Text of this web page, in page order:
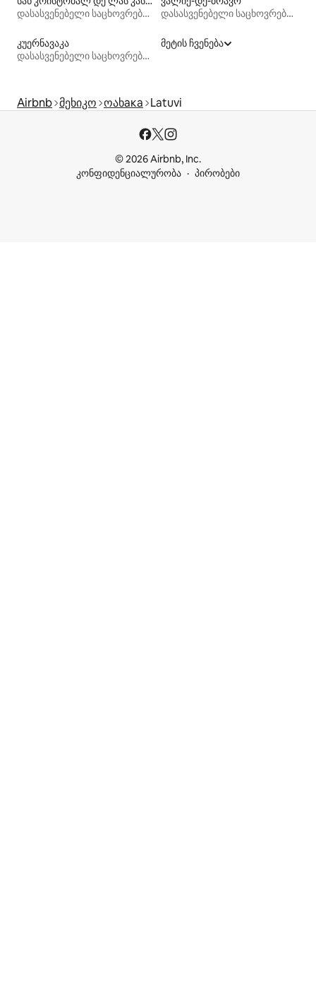
დასასვენებელი საცხოვრებლები
დასასვენებელი საცხოვრებლები
კუერნავაკა
დასასვენებელი საცხოვრებლები
მეტის ჩვენება
Airbnb მეხიკო ოახака Latuvi
© 2026 Airbnb, Inc.
კონფიდენციალურობა
პირობები